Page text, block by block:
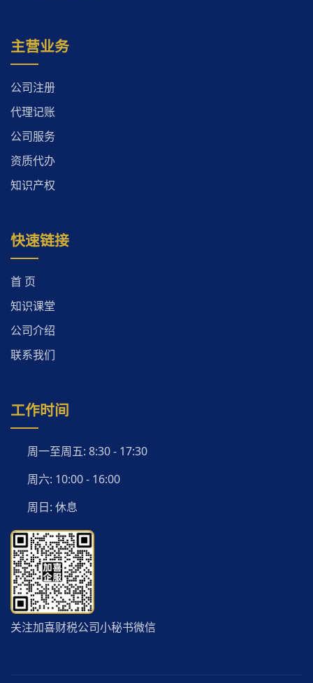
主营业务
公司注册
代理记账
公司服务
资质代办
知识产权
快速链接
首 页
知识课堂
公司介绍
联系我们
工作时间
周一至周五: 8:30 - 17:30
周六: 10:00 - 16:00
周日: 休息
关注加喜财税公司小秘书微信